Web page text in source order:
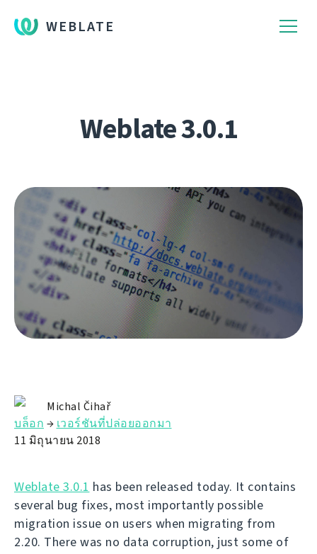
WEBLATE
Weblate 3.0.1
Michal Čihař
บล็อก → เวอร์ชันที่ปล่อยออกมา
11 มิถุนายน 2018
Weblate 3.0.1 has been released today. It contains
several bug fixes, most importantly possible
migration issue on users when migrating from
2.20. There was no data corruption, just some of